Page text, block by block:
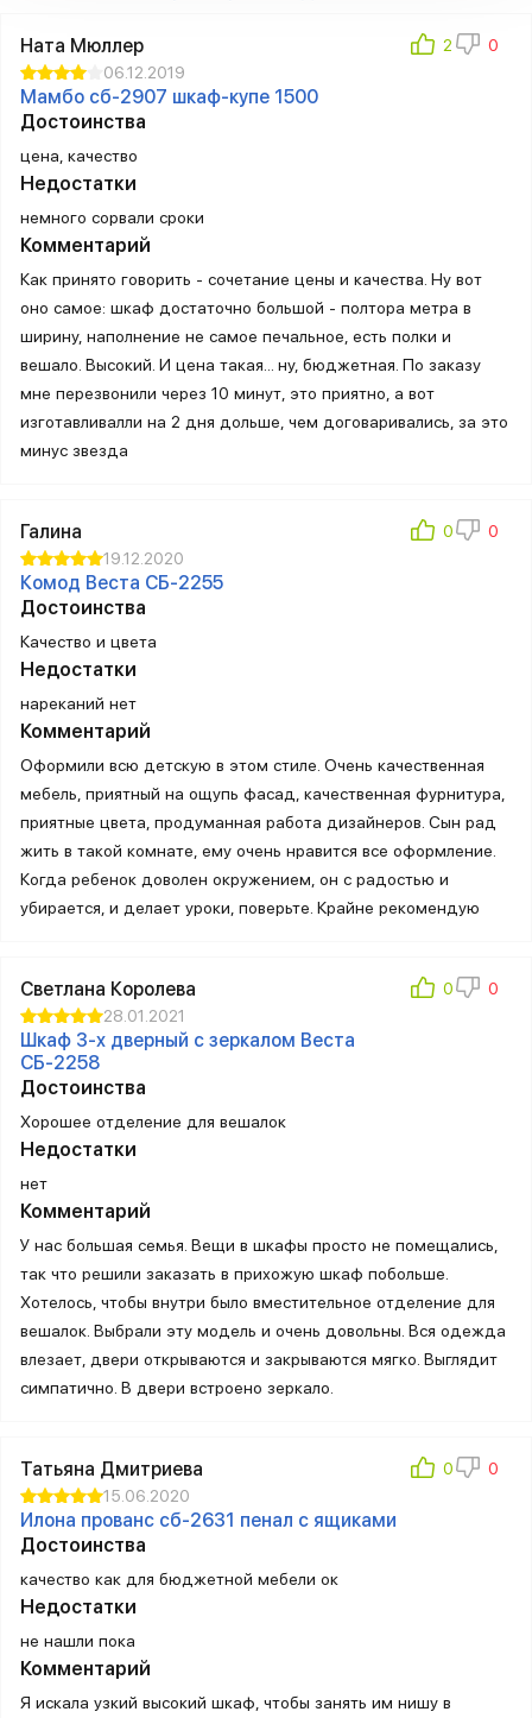
Ната Мюллер
06.12.2019
Мамбо сб-2907 шкаф-купе 1500
Достоинства
цена, качество
Недостатки
немного сорвали сроки
Комментарий
Как принято говорить - сочетание цены и качества. Ну вот
оно самое: шкаф достаточно большой - полтора метра в
ширину, наполнение не самое печальное, есть полки и
вешало. Высокий. И цена такая... ну, бюджетная. По заказу
мне перезвонили через 10 минут, это приятно, а вот
изготавливалли на 2 дня дольше, чем договаривались, за это
минус звезда
Галина
19.12.2020
Комод Веста СБ-2255
Достоинства
Качество и цвета
Недостатки
нареканий нет
Комментарий
Оформили всю детскую в этом стиле. Очень качественная
мебель, приятный на ощупь фасад, качественная фурнитура,
приятные цвета, продуманная работа дизайнеров. Сын рад
жить в такой комнате, ему очень нравится все оформление.
Когда ребенок доволен окружением, он с радостью и
убирается, и делает уроки, поверьте. Крайне рекомендую
Светлана Королева
28.01.2021
Шкаф 3-х дверный с зеркалом Веста
СБ-2258
Достоинства
Хорошее отделение для вешалок
Недостатки
нет
Комментарий
У нас большая семья. Вещи в шкафы просто не помещались,
так что решили заказать в прихожую шкаф побольше.
Хотелось, чтобы внутри было вместительное отделение для
вешалок. Выбрали эту модель и очень довольны. Вся одежда
влезает, двери открываются и закрываются мягко. Выглядит
симпатично. В двери встроено зеркало.
Татьяна Дмитриева
15.06.2020
Илона прованс сб-2631 пенал с ящиками
Достоинства
качество как для бюджетной мебели ок
Недостатки
не нашли пока
Комментарий
Я искала узкий высокий шкаф, чтобы занять им нишу в